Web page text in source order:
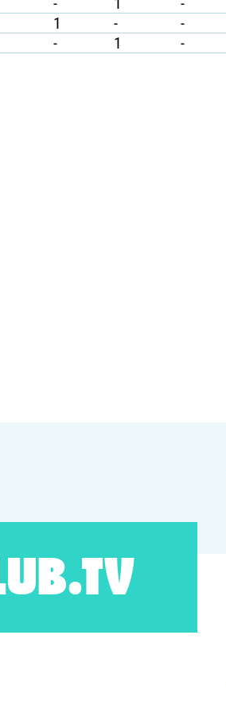
1 - -
- 1 -